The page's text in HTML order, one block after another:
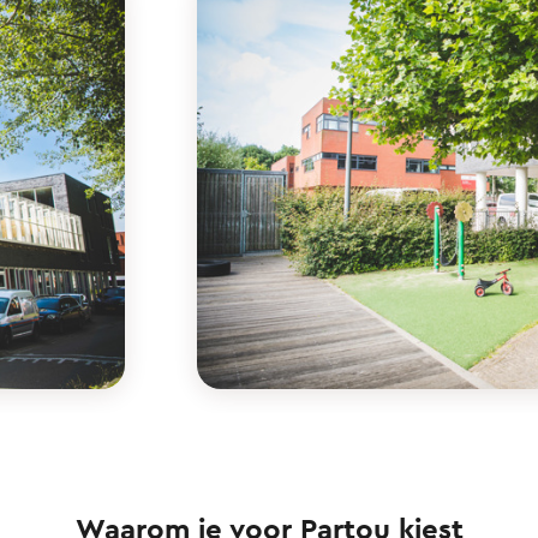
Waarom je voor Partou kiest